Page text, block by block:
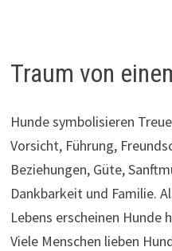
Traum von
Hunde symbolisieren
Vorsicht, Führung,
Beziehungen, Güte,
Dankbarkeit und Familie.
Lebens erscheinen Hunde
Viele Menschen lieben